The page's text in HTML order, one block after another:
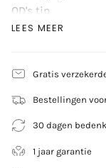
OD's tip
Alle OD piercings
staafjes van alle
Materiaal
14k Geelgoud
Edelsteen
Paarse Amethyst:
LEES MEER
Gratis
Bestellingen
30 dagen
1 jaar garantie